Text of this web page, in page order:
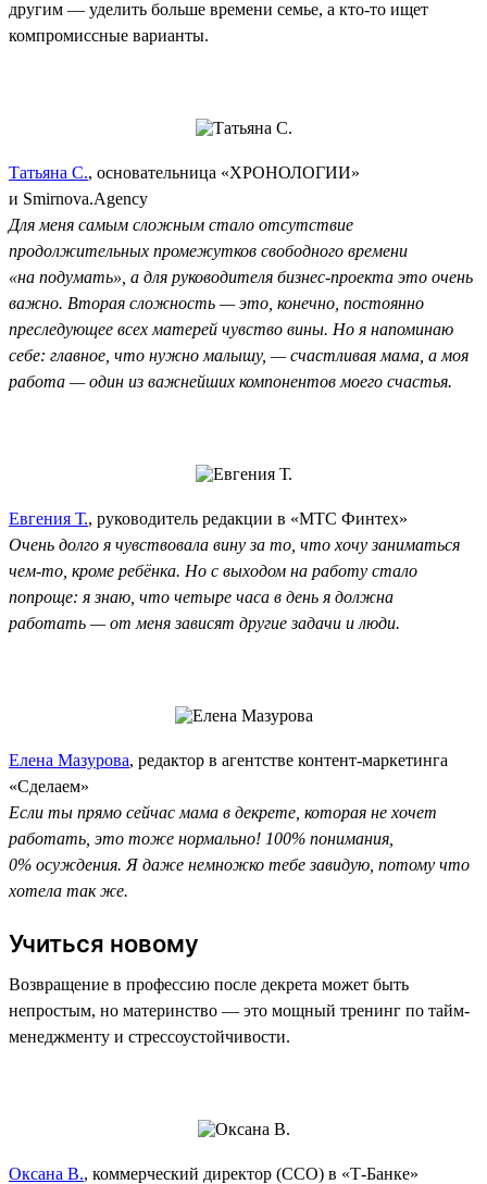
другим — уделить больше времени семье, а кто-то ищет
компромиссные варианты.
Татьяна С., основательница «ХРОНОЛОГИИ»
и Smirnova.Agency
Для меня самым сложным стало отсутствие
продолжительных промежутков свободного времени
«на подумать», а для руководителя бизнес-проекта это очень
важно. Вторая сложность — это, конечно, постоянно
преследующее всех матерей чувство вины. Но я напоминаю
себе: главное, что нужно малышу, — счастливая мама, а моя
работа — один из важнейших компонентов моего счастья.
Евгения Т., руководитель редакции в «МТС Финтех»
Очень долго я чувствовала вину за то, что хочу заниматься
чем-то, кроме ребёнка. Но с выходом на работу стало
попроще: я знаю, что четыре часа в день я должна
работать — от меня зависят другие задачи и люди.
Елена Мазурова, редактор в агентстве контент-маркетинга
«Сделаем»
Если ты прямо сейчас мама в декрете, которая не хочет
работать, это тоже нормально! 100% понимания,
0% осуждения. Я даже немножко тебе завидую, потому что
хотела так же.
Учиться новому
Возвращение в профессию после декрета может быть
непростым, но материнство — это мощный тренинг по тайм-
менеджменту и стрессоустойчивости.
Оксана В., коммерческий директор (CCO) в «Т-Банке»